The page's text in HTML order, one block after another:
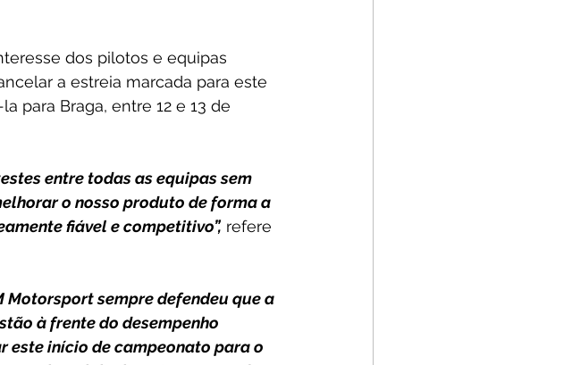
dos pilotos e equipas
a estreia marcada para este
para Braga, entre 12 e 13 de
entre todas as equipas sem
o nosso produto de forma a
fiável e competitivo”, refere
Motorsport sempre defendeu que a
à frente do desempenho
este início de campeonato para o